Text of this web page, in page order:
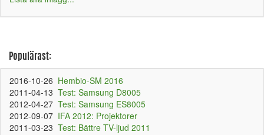
Populärast:
2016-10-26 Hembio-SM 2016
2011-04-13 Test: Samsung D8005
2012-04-27 Test: Samsung ES8005
2012-09-07 IFA 2012: Projektorer
2011-03-23 Test: Bättre TV-ljud 2011